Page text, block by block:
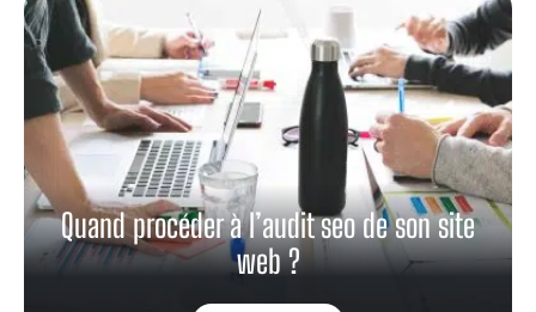
Quand procéder à l’audit seo de son site
web ?